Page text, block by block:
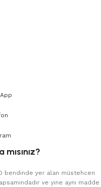
bendinde yer alan müstehcen
ve yine aynı madde